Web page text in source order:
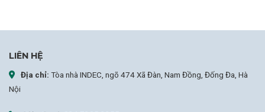
LIÊN HỆ
Địa chỉ: Tòa nhà INDEC, ngõ 474 Xã Đàn, Nam Đồng, Đống Đa, Hà
Nội